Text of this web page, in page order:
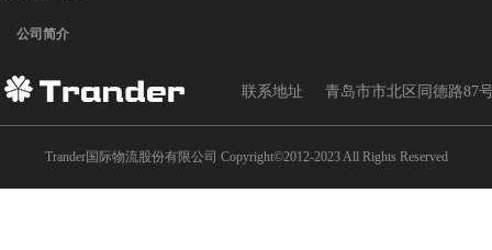
公司简介
联系地址 青岛市市北区同德路87
Trander国际物流股份有限公司 Copyright©2012-2023 All Rights Reserved